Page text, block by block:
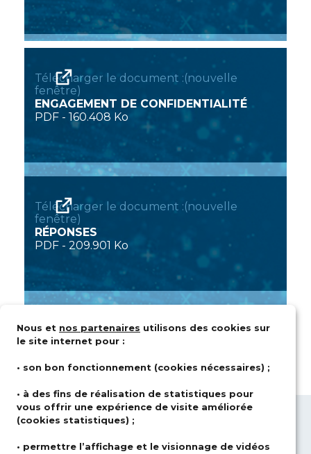
Télécharger le document :(nouvelle
fenêtre)
ENGAGEMENT DE CONFIDENTIALITÉ
PDF - 160.408 Ko
Télécharger le document :(nouvelle
fenêtre)
RÉPONSES
PDF - 209.901 Ko
QUI SOMMES-NOUS ?
DOMAINESD’ACTIVITÉS SOLUTIONS
Nous et nos partenaires utilisons des cookies sur
le site internet pour :
• son bon fonctionnement (cookies nécessaires) ;
• à des fins de réalisation de statistiques pour
vous offrir une expérience de visite améliorée
(cookies statistiques) ;
• permettre l’affichage et le visionnage de vidéos